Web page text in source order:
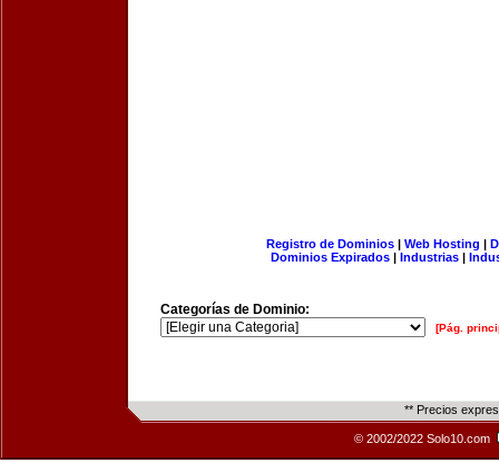
Registro de Dominios| Web Hosting |
Dominios Expirados | Industrias |
Categorías de Dominio:
[Pág.
** Precios
© 2002/2022 Solo10.com